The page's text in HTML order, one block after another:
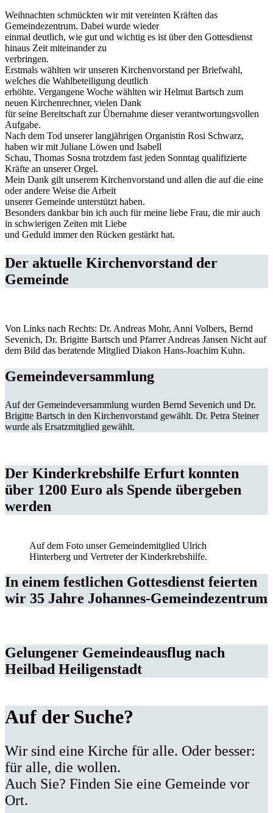
Weihnachten schmückten wir mit vereinten Kräften das
Gemeindezentrum. Dabei wurde wieder
einmal deutlich, wie gut und wichtig es ist über den Gottesdienst
hinaus Zeit miteinander zu
verbringen.
Erstmals wählten wir unseren Kirchenvorstand per Briefwahl,
welches die Wahlbeteiligung deutlich
erhöhte. Vergangene Woche wählten wir Helmut Bartsch zum
neuen Kirchenrechner, vielen Dank
für seine Bereitschaft zur Übernahme dieser verantwortungsvollen
Aufgabe.
Nach dem Tod unserer langjährigen Organistin Rosi Schwarz,
haben wir mit Juliane Löwen und Isabell
Schau, Thomas Sosna trotzdem fast jeden Sonntag qualifizierte
Kräfte an unserer Orgel.
Mein Dank gilt unserem Kirchenvorstand und allen die auf die eine
oder andere Weise die Arbeit
unserer Gemeinde unterstützt haben.
Besonders dankbar bin ich auch für meine liebe Frau, die mir auch
in schwierigen Zeiten mit Liebe
und Geduld immer den Rücken gestärkt hat.
Der aktuelle Kirchenvorstand der
Gemeinde
Von Links nach Rechts: Dr. Andreas Mohr, Anni Volbers, Bernd
Sevenich, Dr. Brigitte Bartsch und Pfarrer Andreas Jansen Nicht auf
dem Bild das beratende Mitglied Diakon Hans-Joachim Kuhn.
Gemeindeversammlung
Auf der Gemeindeversammlung wurden Bernd Sevenich und Dr.
Brigitte Bartsch in den Kirchenvorstand gewählt. Dr. Petra Steiner
wurde als Ersatzmitglied gewählt.
Der Kinderkrebshilfe Erfurt konnten
über 1200 Euro als Spende übergeben
werden
Auf dem Foto unser Gemeindemitglied Ulrich
Hinterberg und Vertreter der Kinderkrebshilfe.
In einem festlichen Gottesdienst feierten
wir 35 Jahre Johannes-Gemeindezentrum
Gelungener Gemeindeausflug nach
Heilbad Heiligenstadt
Auf der Suche?
Wir sind eine Kirche für alle. Oder besser:
für alle, die wollen.
Auch Sie? Finden Sie eine Gemeinde vor
Ort.